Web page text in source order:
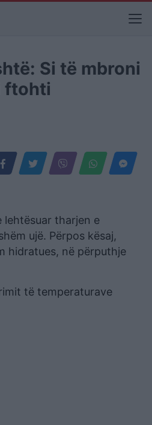
Si të mbroni
ftohti
lehtësuar tharjen e
ujë. Përpos kësaj,
hidratues, në përputhje
të temperaturave